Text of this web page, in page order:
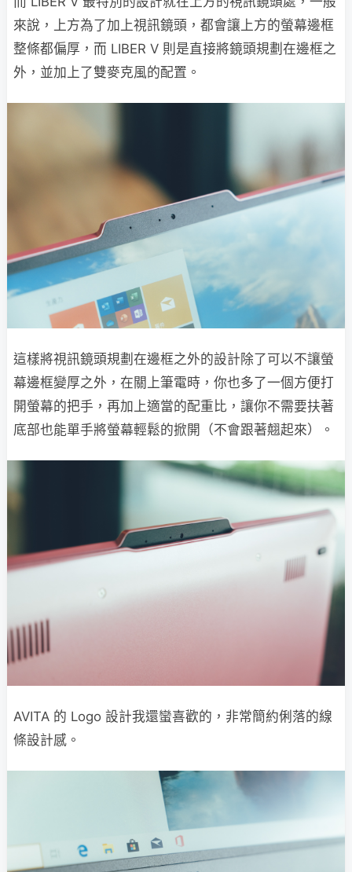
來說，上方為了加上視訊鏡頭，都會讓上方的螢幕邊框
整條都偏厚，而 LIBER V 則是直接將鏡頭規劃在邊框之
外，並加上了雙麥克風的配置。
這樣將視訊鏡頭規劃在邊框之外的設計除了可以不讓螢
幕邊框變厚之外，在關上筆電時，你也多了一個方便打
開螢幕的把手，再加上適當的配重比，讓你不需要扶著
底部也能單手將螢幕輕鬆的掀開（不會跟著翹起來）。
AVITA 的 Logo 設計我還蠻喜歡的，非常簡約俐落的線
條設計感。